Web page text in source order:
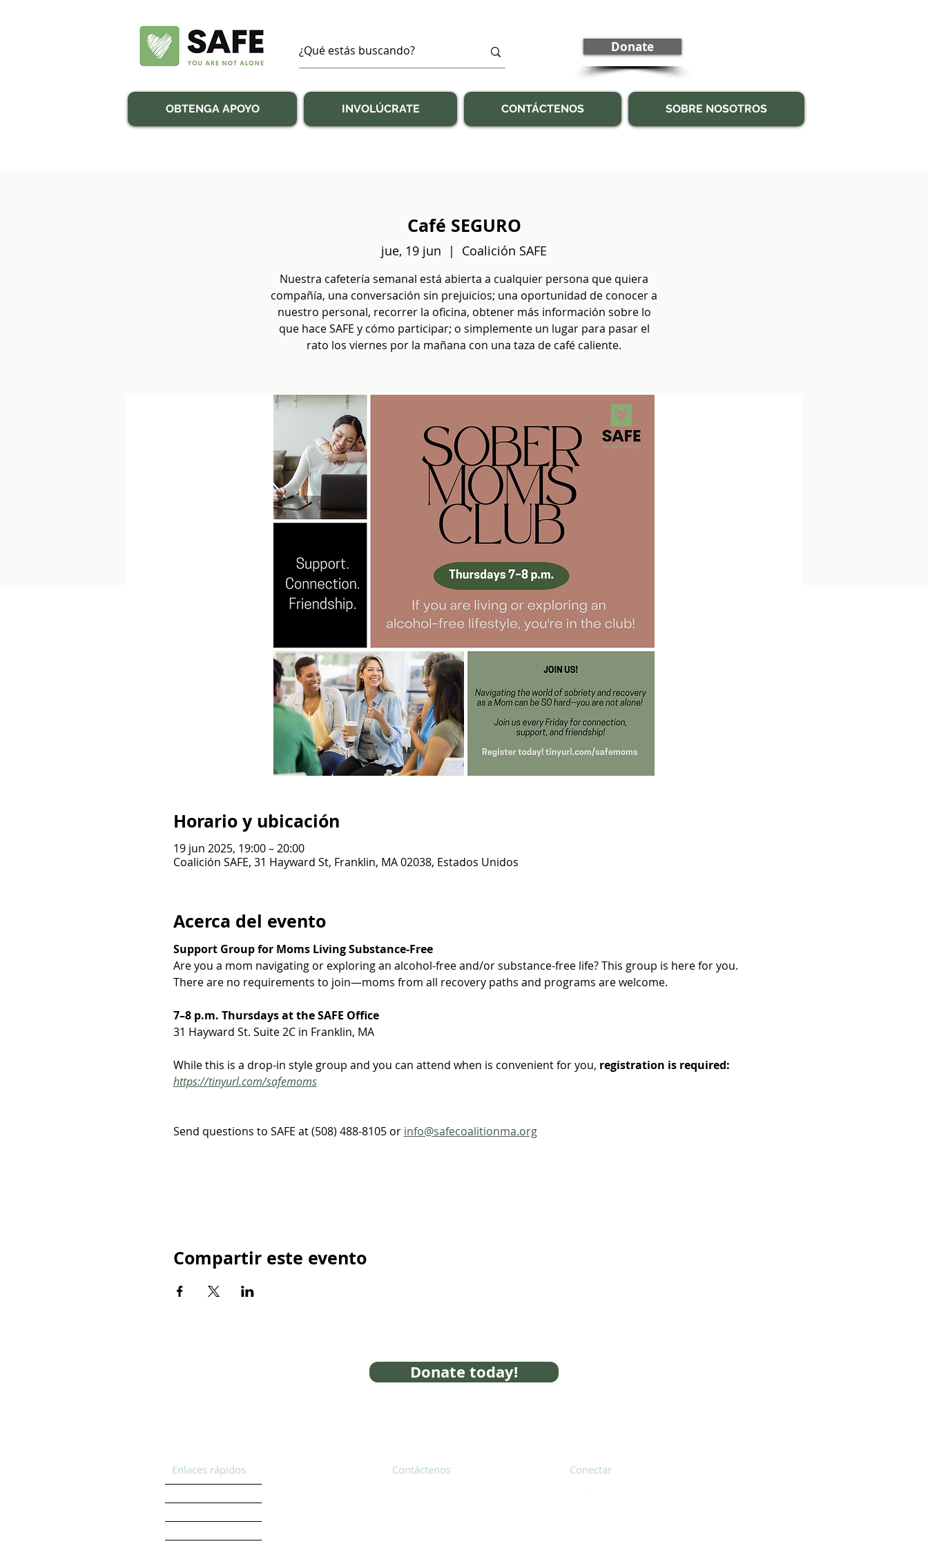
Donate
OBTENGA APOYO INVOLÚCRATE CONTÁCTENOS SOBRE NOSOTROS
Café SEGURO
jue, 19 jun
  |
Coalición SAFE
Nuestra cafetería semanal está abierta a cualquier persona que quiera
compañía, una conversación sin prejuicios; una oportunidad de conocer a
nuestro personal, recorrer la oficina, obtener más información sobre lo
que hace SAFE y cómo participar; o simplemente un lugar para pasar el
rato los viernes por la mañana con una taza de café caliente.
Horario y ubicación
19 jun 2025, 19:00 – 20:00
Coalición SAFE, 31 Hayward St, Franklin, MA 02038, Estados Unidos
Acerca del evento
Support Group for Moms Living Substance-Free
Are you a mom navigating or exploring an alcohol-free and/or substance-free life? This group is here for you.
There are no requirements to join—moms from all recovery paths and programs are welcome.
7–8 p.m. Thursdays at the SAFE Office
31 Hayward St. Suite 2C in Franklin, MA
While this is a drop-in style group and you can attend when is convenient for you, registration is required:
https://tinyurl.com/safemoms
Send questions to SAFE at (508) 488-8105 or info@safecoalitionma.org
Compartir este evento
Donate today!
Enlaces rápidos
Contáctenos
Conectar